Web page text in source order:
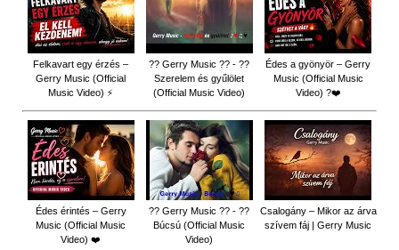
Felkavart egy érzés –
Gerry Music (Official
Music Video) ⚡
?? Gerry Music ?? - ??
Szerelem és gyűlölet
(Official Music Video)
Édes a gyönyör – Gerry
Music (Official Music
Video) ?❤️
Édes érintés – Gerry
Music (Official Music
Video) ❤️
?? Gerry Music ?? - ??
Búcsú (Official Music
Video)
Csalogány – Mikor az árva
szívem fáj | Gerry Music